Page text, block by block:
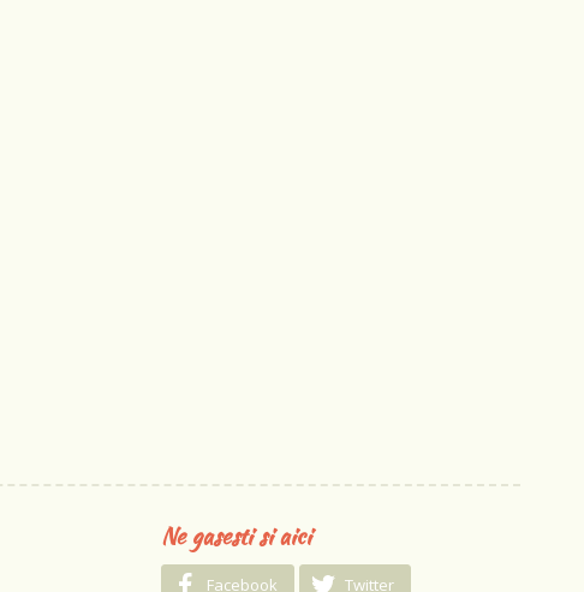
Ne gasesti si aici
Facebook Twitter